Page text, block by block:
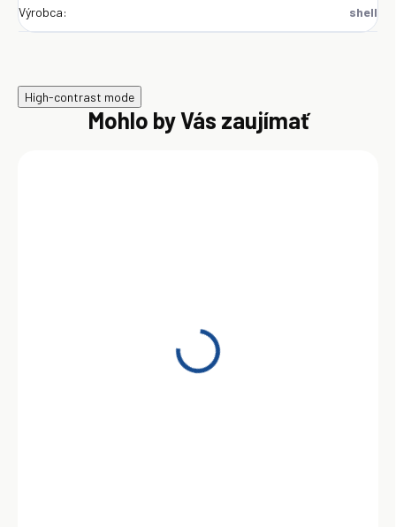
Výrobca: shell
High-contrast mode
Mohlo by Vás zaujímať
Shell Gadus S2 V220 2